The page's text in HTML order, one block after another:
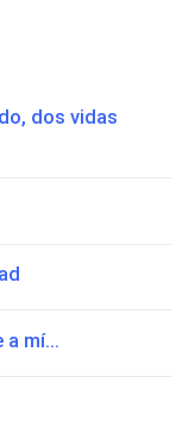
dos vidas
mí...